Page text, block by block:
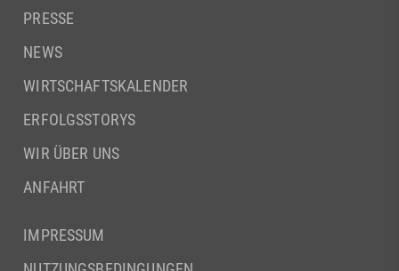
PRESSE
NEWS
WIRTSCHAFTSKALENDER
ERFOLGSSTORYS
WIR ÜBER UNS
ANFAHRT
IMPRESSUM